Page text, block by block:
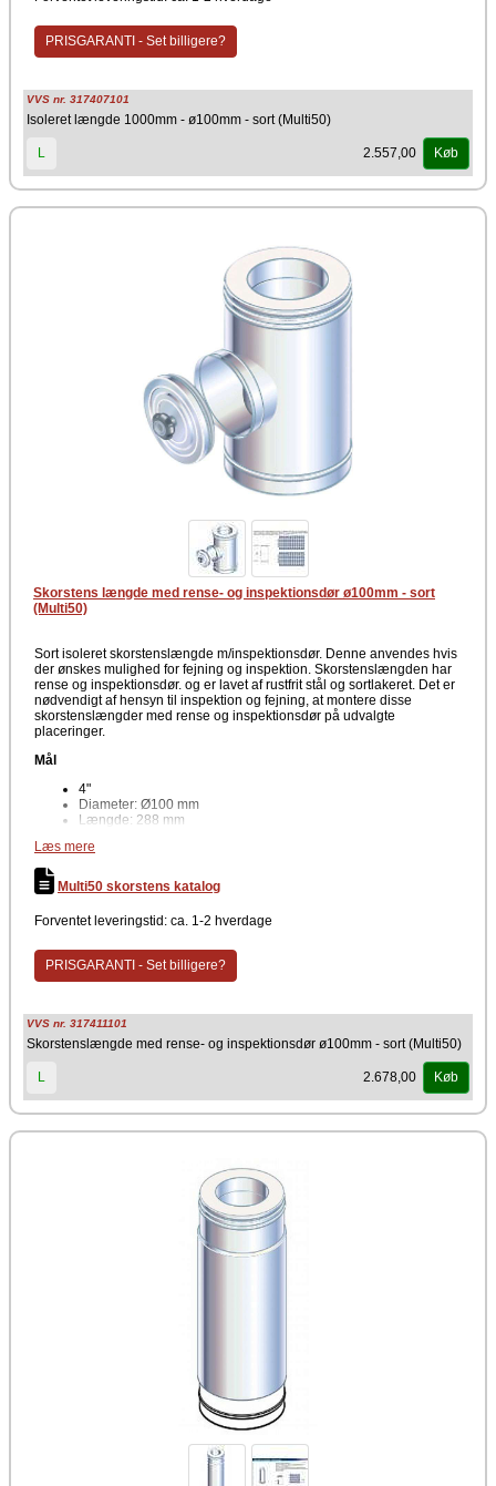
PRISGARANTI - Set billigere?
VVS nr. 317407101
Isoleret længde 1000mm - ø100mm - sort (Multi50)
L 2.557,00 Køb
Skorstens længde med rense- og inspektionsdør ø100mm - sort
(Multi50)
Sort isoleret skorstenslængde m/inspektionsdør. Denne anvendes hvis
der ønskes mulighed for fejning og inspektion. Skorstenslængden har
rense og inspektionsdør. og er lavet af rustfrit stål og sortlakeret. Det er
nødvendigt af hensyn til inspektion og fejning, at montere disse
skorstenslængder med rense og inspektionsdør på udvalgte
placeringer.
Mål
4"
Diameter: Ø100 mm
Længde: 288 mm
Længde fra top til midten af lem: 167 mm
Materiale
Sort
Metalbestos
Rustfri sort længde med inspektionslem / renselem. Længde 288 mm.
Monteres på steder hvor man ønsker mulighed for fejning af skorsten
samt inspektion. Har du brug for rådgivning om hvorvidt din skorsten
skal monteres med renselem, så kontakt din lokale skorstensfejer og få
dem med på råd.
Læs mere
Multi50 skorstens katalog
Forventet leveringstid: ca. 1-2 hverdage
PRISGARANTI - Set billigere?
VVS nr. 317411101
Skorstenslængde med rense- og inspektionsdør ø100mm - sort (Multi50)
L 2.678,00 Køb